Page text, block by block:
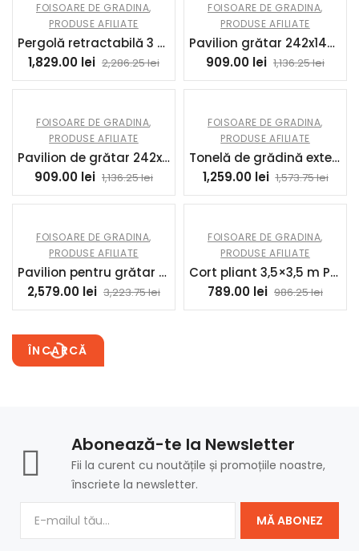
FOISOARE DE GRADINA,
PRODUSE AFILIATE
Pergolă retractabilă 3 x 3 m cu draperii, adăpost de grădină din metal pentru terasă și patio Gri Închis | Aosom Romania
2,286.25lei
1,829.00 lei
FOISOARE DE GRADINA,
PRODUSE AFILIATE
Pavilion grătar 242x149x248 cm rezistent la apă ignifug pavilion de grădină cu acoperiș dublu Bej | Aosom Romania
1,136.25lei
909.00 lei
FOISOARE DE GRADINA,
PRODUSE AFILIATE
Pavilion de grătar 242x149x248 cm rezistent la apă ignifug pavilion de grădină cu acoperiș cu dublu strat Gri | Aosom Romania
1,136.25lei
909.00 lei
FOISOARE DE GRADINA,
PRODUSE AFILIATE
Tonelă de grădină exterioară 6×3 m tonelă pliabilă cu panouri anti-UV înălțime reglabilă cu sac de transport bej | Aosom Romania
1,573.75lei
1,259.00 lei
FOISOARE DE GRADINA,
PRODUSE AFILIATE
Pavilion pentru grătar 2,44 x 1,48 m pavilion de grădină cu acoperiș înclinat, pavilion de grădină cu protecție UV50+ Gri închis | Aosom Romania
3,223.75lei
2,579.00 lei
FOISOARE DE GRADINA,
PRODUSE AFILIATE
Cort pliant 3,5×3,5 m Pop-up cu înălțime reglabilă pe 3 niveluri Acoperiș dublu Închidere centrală și husă UPF50+ Kaki | Aosom Romania
986.25lei
789.00 lei
ÎNCARCĂ
Abonează-te la Newsletter
Fii la curent cu noutățile și promoțiile noastre,
înscriete la newsletter.
MĂ ABONEZ